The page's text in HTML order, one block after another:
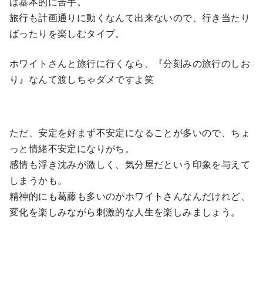
旅行も計画通りに動くなんて出来ないので、行き当たり
ばったりを楽しむタイプ。
ホワイトさんと旅行に行くなら、『分刻みの旅行のしお
り』なんて渡しちゃダメですよ笑
ただ、安定を好まず不安定になることが多いので、ちょ
っと情緒不安定になりがち。
感情も浮き沈みが激しく、気分屋だという印象を与えて
しまうかも。
精神的にも葛藤も多いのがホワイトさんなんだけれど、
変化を楽しみながら刺激的な人生を楽しみましょう。